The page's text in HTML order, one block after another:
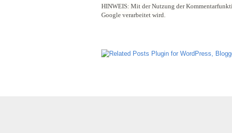
HINWEIS: Mit der Nutzung der
Google verarbeitet wird.